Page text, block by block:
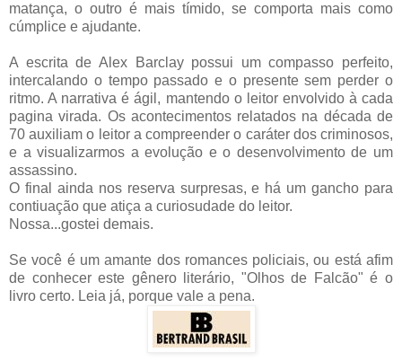
matança, o outro é mais tímido, se comporta mais como
cúmplice e ajudante.
A escrita de Alex Barclay possui um compasso perfeito,
intercalando o tempo passado e o presente sem perder o
ritmo. A narrativa é ágil, mantendo o leitor envolvido à cada
pagina virada. Os acontecimentos relatados na década de
70 auxiliam o leitor a compreender o caráter dos criminosos,
e a visualizarmos a evolução e o desenvolvimento de um
assassino.
O final ainda nos reserva surpresas, e há um gancho para
contiuação que atiça a curiosudade do leitor.
Nossa...gostei demais.
Se você é um amante dos romances policiais, ou está afim
de conhecer este gênero literário, "Olhos de Falcão" é o
livro certo. Leia já, porque vale a pena.